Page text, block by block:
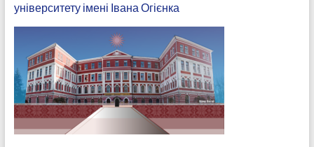
університету імені Івана Огієнка